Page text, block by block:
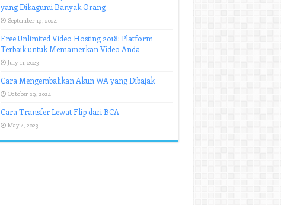
yang Dikagumi Banyak Orang
September 19, 2024
Free Unlimited Video Hosting 2018: Platform
Terbaik untuk Memamerkan Video Anda
July 11, 2023
Cara Mengembalikan Akun WA yang Dibajak
October 29, 2024
Cara Transfer Lewat Flip dari BCA
May 4, 2023